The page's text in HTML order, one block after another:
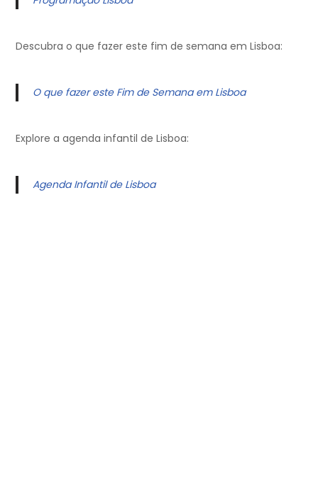
Descubra o que fazer este fim de semana em Lisboa:
O que fazer este Fim de Semana em Lisboa
Explore a agenda infantil de Lisboa:
Agenda Infantil de Lisboa